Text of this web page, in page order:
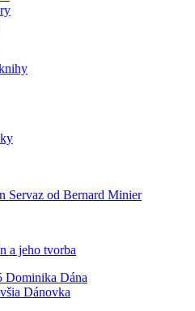
Servaz od Bernard Minier
a jeho tvorba
Dominika Dána
Dánovka